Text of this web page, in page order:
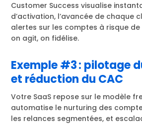
Customer Success visualise
d’activation, l’avancée de chaque
alertes sur les comptes à risque de
on agit, on fidélise.
Exemple #3 : pilotage
et réduction du CAC
Votre SaaS repose sur le modèle
automatise le nurturing des
les relances segmentées, et